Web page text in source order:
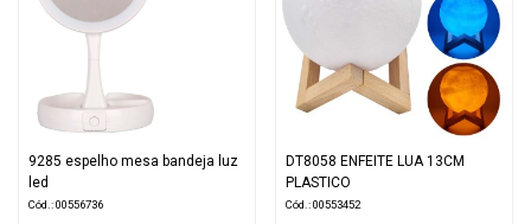
9285 espelho mesa bandeja luz
led
Cód.: 00556736
DT8058 ENFEITE LUA 13CM
PLASTICO
Cód.: 00553452